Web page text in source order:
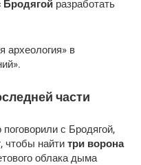
Бродягой разработать
части
с Бродягой,
чтобы найти три ворона
облака дыма